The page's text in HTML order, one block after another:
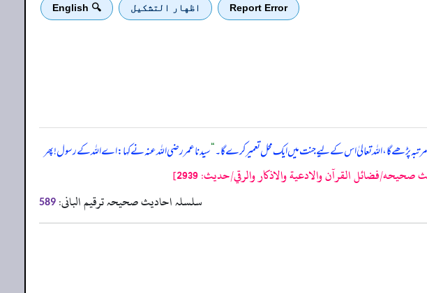
Report Error اظهار التشكيل 🔍 English
پڑھے گا، اللہ تعالیٰ اس کے لیے جنت میں ایک محل تعمیر کرے گا۔“سیدنا عمر رضی اللہ عنہ نے کہا: اے اللہ کے رسول! پھر
فضائل القرآن والادعية والاذكار والرقي/حدیث: 2939]
سلسلہ احادیث صحیحہ ترقیم البانی: 589